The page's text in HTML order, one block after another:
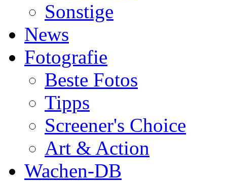
Sonstige
News
Fotografie
Beste Fotos
Tipps
Screener's Choice
Art & Action
Wachen-DB